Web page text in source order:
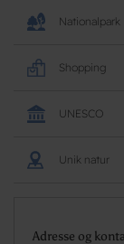
Nationalpark
Shopping
UNESCO
Unik natur
Adresse og